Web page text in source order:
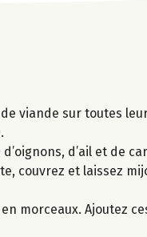
viande sur toutes
d’ail et de
couvrez et laissez
morceaux. Ajoutez